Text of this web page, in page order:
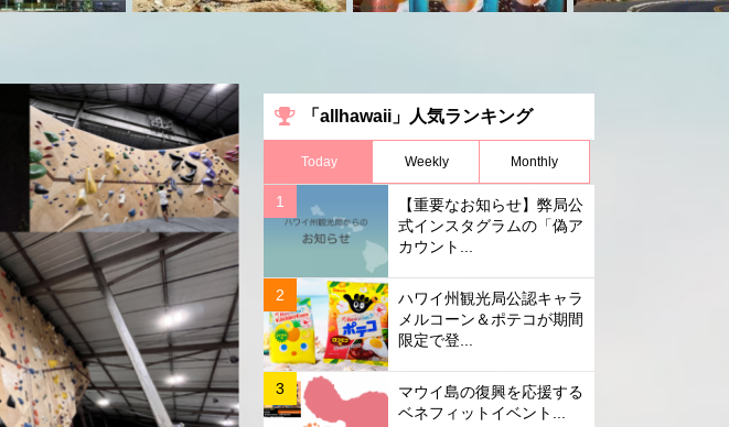
ェ
イ
ー
「allhawaii」人気ランキング
Today Weekly Monthly
【重要なお知らせ】弊局公
式インスタグラムの「偽ア
カウント...
ハワイ州観光局公認キャラ
メルコーン＆ポテコが期間
限定で登...
マウイ島の復興を応援する
ベネフィットイベント...